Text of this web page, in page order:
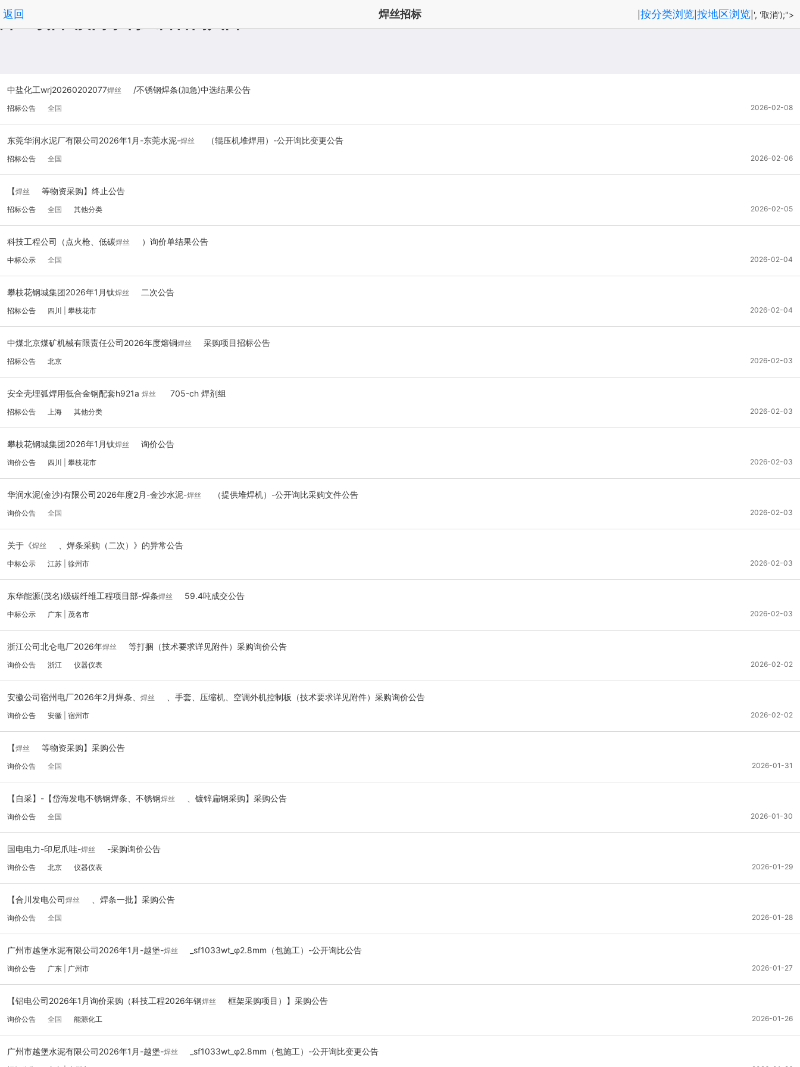
焊丝项目-澳门永利皇宫官网入口
返回 焊丝招标 按分类浏览 按地区浏览 |', '取消');">
中盐化工wrj20260202077焊丝 /不锈钢焊条(加急)中选结果公告
2026-02-08
招标公告 全国
东莞华润水泥厂有限公司2026年1月-东莞水泥-焊丝 （辊压机堆焊用）-公开询比变更公告
2026-02-06
招标公告 全国
【焊丝 等物资采购】终止公告
2026-02-05
招标公告 全国 其他分类
科技工程公司（点火枪、低碳焊丝 ）询价单结果公告
2026-02-04
中标公示 全国
攀枝花钢城集团2026年1月钛焊丝 二次公告
2026-02-04
招标公告 四川 攀枝花市
中煤北京煤矿机械有限责任公司2026年度熔铜焊丝 采购项目招标公告
2026-02-03
招标公告 北京
安全壳埋弧焊用低合金钢配套h921a 焊丝 705-ch 焊剂组
2026-02-03
招标公告 上海 其他分类
攀枝花钢城集团2026年1月钛焊丝 询价公告
2026-02-03
询价公告 四川 攀枝花市
华润水泥(金沙)有限公司2026年度2月-金沙水泥-焊丝 （提供堆焊机）-公开询比采购文件公告
2026-02-03
询价公告 全国
关于《焊丝 、焊条采购（二次）》的异常公告
2026-02-03
中标公示 江苏 徐州市
东华能源(茂名)级碳纤维工程项目部-焊条焊丝 59.4吨成交公告
2026-02-03
中标公示 广东 茂名市
浙江公司北仑电厂2026年焊丝 等打捆（技术要求详见附件）采购询价公告
2026-02-02
询价公告 浙江 仪器仪表
安徽公司宿州电厂2026年2月焊条、 焊丝 、手套、压缩机、空调外机控制板（技术要求详见附件）采购询价公告
2026-02-02
询价公告 安徽 宿州市
【焊丝 等物资采购】采购公告
2026-01-31
询价公告 全国
【自采】-【岱海发电不锈钢焊条、不锈钢焊丝 、镀锌扁钢采购】采购公告
2026-01-30
询价公告 全国
国电电力-印尼爪哇-焊丝 -采购询价公告
2026-01-29
询价公告 北京 仪器仪表
【合川发电公司焊丝 、焊条一批】采购公告
2026-01-28
询价公告 全国
广州市越堡水泥有限公司2026年1月-越堡-焊丝 _sf1033wt_φ2.8mm（包施工）-公开询比公告
2026-01-27
询价公告 广东 广州市
【铝电公司2026年1月询价采购（科技工程2026年钢焊丝 框架采购项目）】采购公告
2026-01-26
询价公告 全国 能源化工
广州市越堡水泥有限公司2026年1月-越堡-焊丝 _sf1033wt_φ2.8mm（包施工）-公开询比变更公告